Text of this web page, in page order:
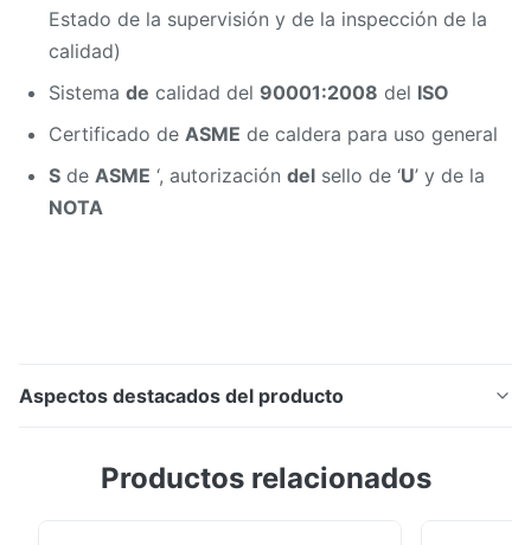
Estado de la supervisión y de la inspección de la
calidad)
Sistema de calidad del 90001:2008 del ISO
Certificado de ASME de caldera para uso general
S de ASME ‘, autorización del sello de ‘U’ y de la
NOTA
Aspectos destacados del producto
ASME de la caldera del tubo de aleta de la
Productos relacionados